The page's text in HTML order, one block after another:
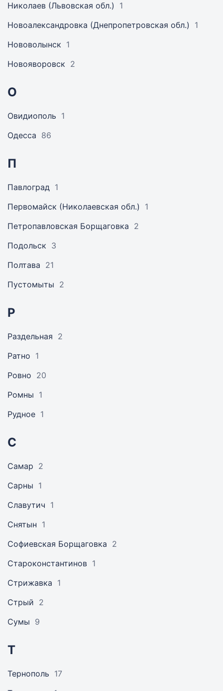
Николаев (Львовская обл.)
1
Новоалександровка (Днепропетровская обл.)
1
Нововолынск 1
Новояворовск 2
О
Овидиополь 1
Одесса 86
П
Павлоград 1
Первомайск (Николаевская обл.)
1
Петропавловская Борщаговка 2
Подольск 3
Полтава 21
Пустомыты 2
Р
Раздельная 2
Ратно 1
Ровно 20
Ромны 1
Рудное 1
С
Самар 2
Сарны 1
Славутич 1
Снятын 1
Софиевская Борщаговка 2
Староконстантинов 1
Стрижавка 1
Стрый 2
Сумы 9
Т
Тернополь 17